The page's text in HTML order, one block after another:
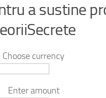
a sustine
Choose currency
Enter amount